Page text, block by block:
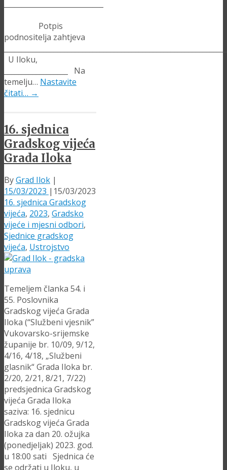
Potpis
podnositelja zahtjeva
U Iloku,
__________________ Na
temelju… Nastavite
čitati… →
16. sjednica
Gradskog vijeća
Grada Iloka
ByGrad Ilok |
15/03/2023 | 15/03/2023
16. sjednica Gradskog
vijeća, 2023, Gradsko
vijeće i mjesni odbori,
Sjednice gradskog
vijeća, Ustrojstvo
Temeljem članka 54. i
55. Poslovnika
Gradskog vijeća Grada
Iloka (“Službeni vjesnik”
Vukovarsko-srijemske
županije br. 10/09, 9/12,
4/16, 4/18, „Službeni
glasnik“ Grada Iloka br.
2/20, 2/21, 8/21, 7/22)
predsjednica Gradskog
vijeća Grada Iloka
saziva: 16. sjednicu
Gradskog vijeća Grada
Iloka za dan 20. ožujka
(ponedjeljak) 2023. god.
u 18:00 sati Sjednica će
se održati u Iloku, u